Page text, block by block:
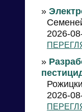
»
2026-
»
2026-